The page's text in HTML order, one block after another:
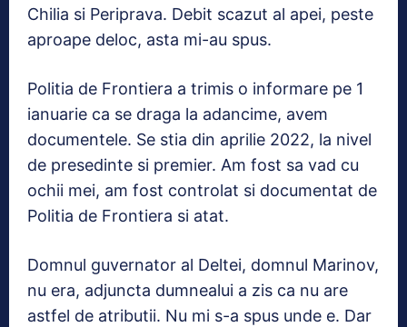
Chilia si Periprava. Debit scazut al apei, peste
aproape deloc, asta mi-au spus.
Politia de Frontiera a trimis o informare pe 1
ianuarie ca se draga la adancime, avem
documentele. Se stia din aprilie 2022, la nivel
de presedinte si premier. Am fost sa vad cu
ochii mei, am fost controlat si documentat de
Politia de Frontiera si atat.
Domnul guvernator al Deltei, domnul Marinov,
nu era, adjuncta dumnealui a zis ca nu are
astfel de atributii. Nu mi s-a spus unde e. Dar